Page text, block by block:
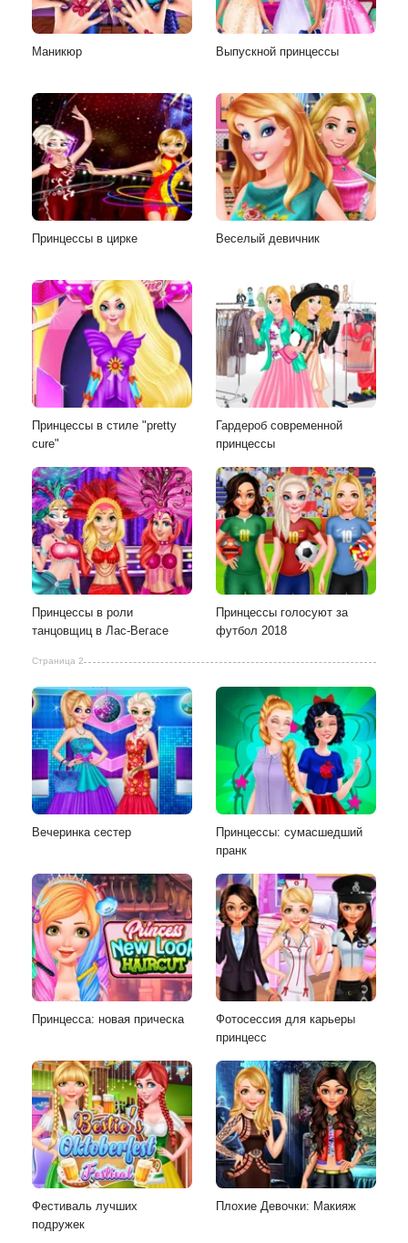
Маникюр Выпускной принцессы
Принцессы в цирке Веселый девичник
Принцессы в стиле "pretty
cure"
Гардероб современной
принцессы
Принцессы в роли
танцовщиц в Лас-Вегасе
Принцессы голосуют за
футбол 2018
Страница 2
Вечеринка сестер
Принцессы: сумасшедший
пранк
Принцесса: новая прическа
Фотосессия для карьеры
принцесс
Фестиваль лучших
подружек
Плохие Девочки: Макияж